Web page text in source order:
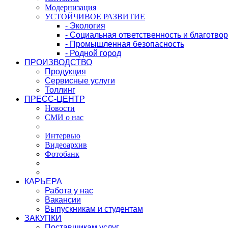
Модернизация
УСТОЙЧИВОЕ РАЗВИТИЕ
- Экология
- Социальная ответственность и
- Промышленная безопасность
- Родной город
ПРОИЗВОДСТВО
Продукция
Сервисные услуги
Толлинг
ПРЕСС-ЦЕНТР
Новости
СМИ о нас
Интервью
Видеоархив
Фотобанк
КАРЬЕРА
Работа у нас
Вакансии
Выпускникам и студентам
ЗАКУПКИ